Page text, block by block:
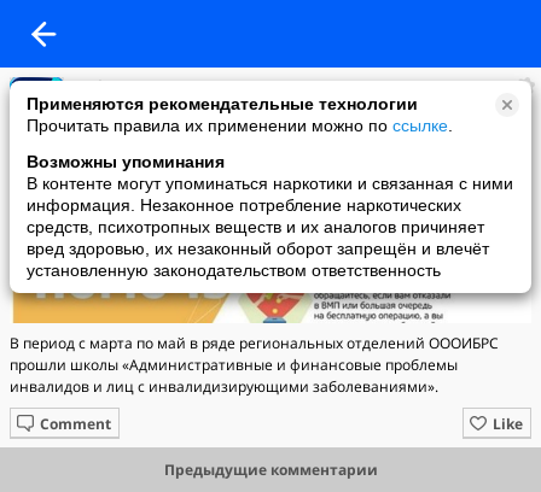
Применяются рекомендательные технологии
Прочитать правила их применении можно по ссылке
Возможны упоминания
В контенте могут упоминаться наркотики и связанная с ними
информация. Незаконное потребление наркотических
средств, психотропных веществ и их аналогов причиняет
вред здоровью, их незаконный оборот запрещён и влечёт
установленную законодательством ответственность
Информация
added a photo
24 May в 13:41
В период с марта по май в ряде региональных отделений ОООИБРС
прошли школы «Административные и финансовые проблемы
инвалидов и лиц с инвалидизирующими заболеваниями».
Like
Comment
Предыдущие комментарии